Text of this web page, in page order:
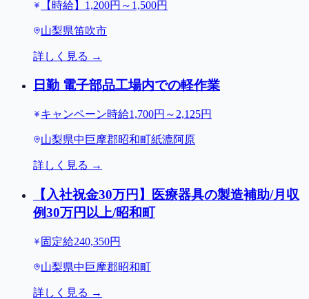
【時給】1,200円～1,500円
山梨県笛吹市
詳しく見る →
日勤 電子部品工場内での軽作業
キャンペーン時給1,700円～2,125円
山梨県中巨摩郡昭和町紙漉阿原
詳しく見る →
【入社祝金30万円】医療器具の製造補助/月収
例30万円以上/昭和町
固定給240,350円
山梨県中巨摩郡昭和町
詳しく見る →